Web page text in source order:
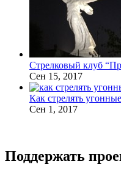
Стрелковый клуб
Сен 15, 2017
Как стрелять
Сен 1, 2017
Поддержать